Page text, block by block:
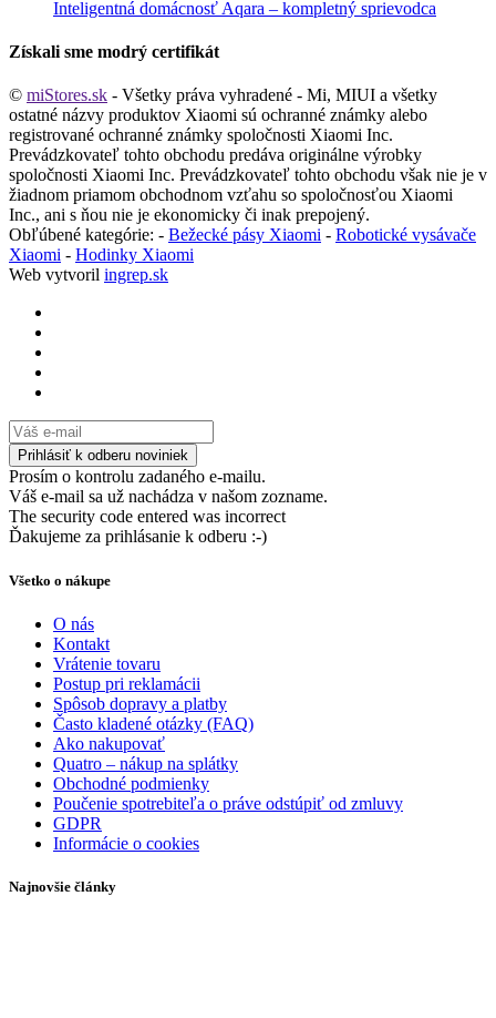
Inteligentná domácnosť Aqara – kompletný sprievodca
Získali sme modrý certifikát
© miStores.sk - Všetky práva vyhradené - Mi, MIUI a všetky
ostatné názvy produktov Xiaomi sú ochranné známky alebo
registrované ochranné známky spoločnosti Xiaomi Inc.
Prevádzkovateľ tohto obchodu predáva originálne výrobky
spoločnosti Xiaomi Inc. Prevádzkovateľ tohto obchodu však nie je v
žiadnom priamom obchodnom vzťahu so spoločnosťou Xiaomi
Inc., ani s ňou nie je ekonomicky či inak prepojený.
Obľúbené kategórie: - Bežecké pásy Xiaomi - Robotické vysávače
Xiaomi - Hodinky Xiaomi
Web vytvoril ingrep.sk
Prosím o kontrolu zadaného e-mailu.
Váš e-mail sa už nachádza v našom zozname.
The security code entered was incorrect
Ďakujeme za prihlásanie k odberu :-)
Všetko o nákupe
O nás
Kontakt
Vrátenie tovaru
Postup pri reklamácii
Spôsob dopravy a platby
Často kladené otázky (FAQ)
Ako nakupovať
Quatro – nákup na splátky
Obchodné podmienky
Poučenie spotrebiteľa o práve odstúpiť od zmluvy
GDPR
Informácie o cookies
Najnovšie články